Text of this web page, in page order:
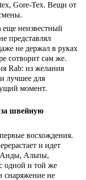
Gore-Tex. Вещи от
еще неизвестный
представлял
не держал в руках
сотворит сам же.
Rab: из желания
лучшее для
момент.
швейную
восхождения.
и идет
Анды, Альпы,
одной и той же
снаряжение не